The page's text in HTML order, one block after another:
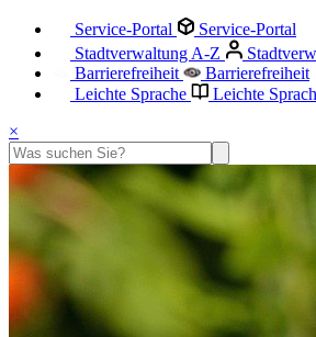
Service-Portal
Service-Portal
Stadtverwaltung A-Z
Barrierefreiheit
Barrierefreiheit
Leichte Sprache
Leichte
×